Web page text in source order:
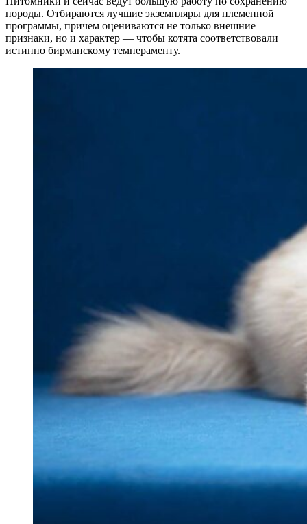
породы. Отбираются лучшие экземпляры для племенной
программы, причем оцениваются не только внешние
признаки, но и характер — чтобы котята соответствовали
истинно бирманскому темпераменту.